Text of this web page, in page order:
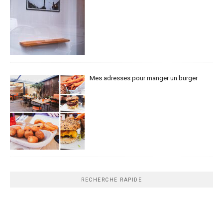
Mes adresses pour manger un burger
RECHERCHE RAPIDE